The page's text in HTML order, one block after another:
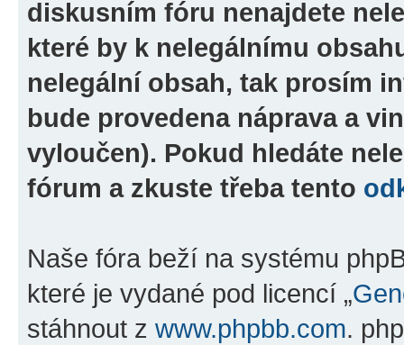
diskusním fóru nenajdete
které by k nelegálnímu
nelegální obsah, tak prosím
bude provedena náprava a
vyloučen). Pokud hledáte
fórum a zkuste třeba tento
Naše fóra beží na systému
které je vydané pod licencí „
stáhnout z www.phpbb.com.